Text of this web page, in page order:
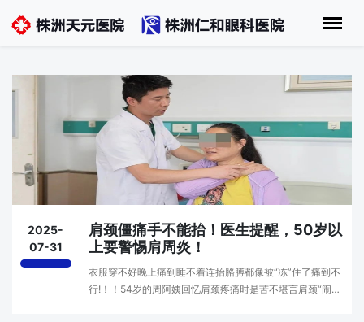
2025-
07-31
肩颈僵痛手不能抬！医生提醒，50岁以
上要警惕肩周炎！
衣服穿不好晚上痛到睡不着连抬胳膊都像被“冻”住了痛到不
行!！！54岁的周阿姨回忆肩颈疼痛时是苦不堪言肩颈“闹脾